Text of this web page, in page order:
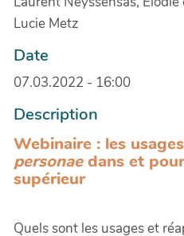
Lucie Metz
Date
07.03.2022 - 16:00
Description
Webinaire : les
personaedans et pour
supérieur
Quels sont les usages et